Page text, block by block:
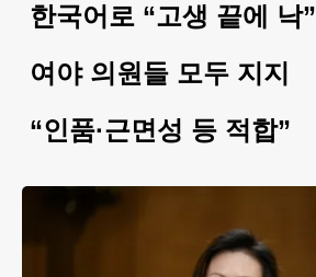
한국어로 “고생 끝에 낙”
여야 의원들 모두 지지
“인품·근면성 등 적합”